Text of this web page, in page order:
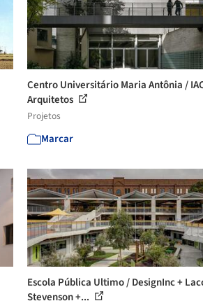
Centro Universitário Maria Antônia /
Arquitetos
Projetos
Marcar
Escola Pública Ultimo / DesignInc +
Stevenson +...